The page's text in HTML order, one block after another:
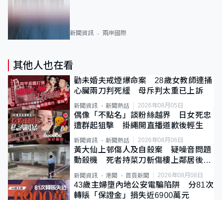
新聞資訊 兩岸國際
其他人也在看
勸未婚夫戒煙爆命案 28歲女教師連捅
心臟兩刀判死緩 母斥判太重已上訴
新聞資訊 新聞熱話 2026年08月05日
偶像「不點名」談粉絲越界 日女死忠
遭群起狙擊 掛繩開直播道歉後輕生
新聞資訊 新聞熱話 2026年08月06日
黃大仙上邨傷人及自殺案 疑噪音問題
動殺機 死者持菜刀斬傷樓上鄰居後墮
新聞資訊 港聞 首頁新聞 2026年08月08日
43歲主婦墮內地公安電騙陷阱 分81次
轉賬「保證金」損失近6900萬元